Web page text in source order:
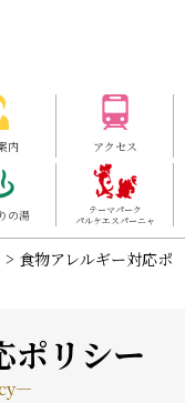
内 アクセス
の湯
テーマパーク
パルケエスパーニャ
> 食物アレルギー対応ポ
ポリシー